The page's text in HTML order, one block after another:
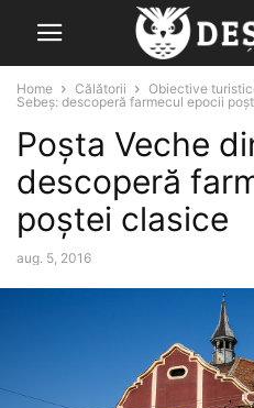
Home Călătorii Obiective
Sebeș: descoperă farmecul epocii
Poșta Veche
descoperă
poștei clasice
aug. 5, 2016